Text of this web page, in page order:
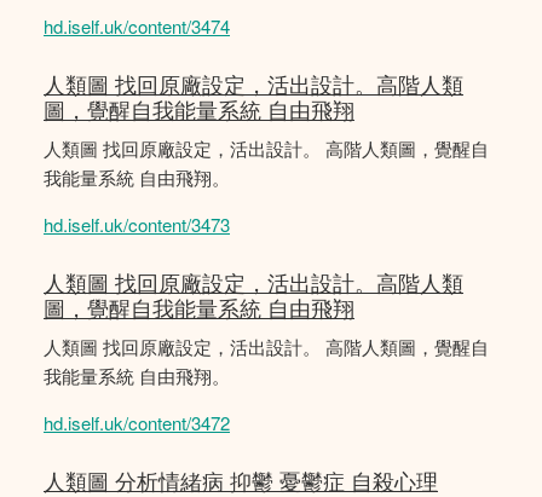
hd.iself.uk/content/3474
人類圖 找回原廠設定，活出設計。高階人類
圖，覺醒自我能量系統 自由飛翔
人類圖 找回原廠設定，活出設計。 高階人類圖，覺醒自
我能量系統 自由飛翔。
hd.iself.uk/content/3473
人類圖 找回原廠設定，活出設計。高階人類
圖，覺醒自我能量系統 自由飛翔
人類圖 找回原廠設定，活出設計。 高階人類圖，覺醒自
我能量系統 自由飛翔。
hd.iself.uk/content/3472
人類圖 分析情緒病 抑鬱 憂鬱症 自殺心理